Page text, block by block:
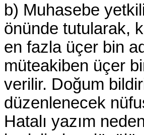
b) Muhasebe
önünde tutularak,
en fazla üçer bin
müteakiben üçer
verilir. Doğum
düzenlenecek
Hatalı yazım